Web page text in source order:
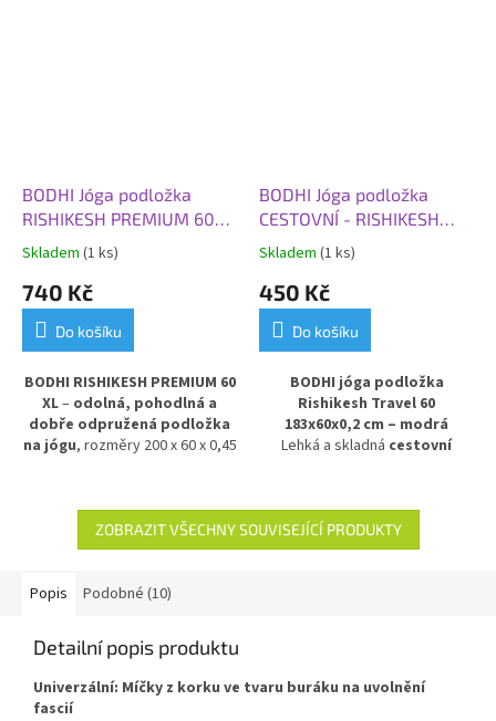
BODHI Jóga podložka
RISHIKESH PREMIUM 60
XL, 200x60x0,45 cm,
Skladem (1 ks)
740 Kč
Do košíku
BODHI RISHIKESH PREMIUM 60
XL– odolná, pohodlná a
dobře odpružená podložka
na jógu, rozměry 200 x 60 x 0,45
od chladné podlahya stabilní
oporu při cvičení. Vyrobena z
PVC pro dlouhou životnost a
BODHI Jóga podložka
CESTOVNÍ - RISHIKESH
TRAVEL 60, 183x60x0,2
cm, modrá
Skladem (1 ks)
450 Kč
Do košíku
BODHI jóga podložka
Rishikesh Travel 60
183x60x0,2 cm – modrá
Lehká a skladná cestovní
Travel 60je nejtenčí verzí řady
Rishikesh Premium – s tloušťkou
pouze2 mmsi zachovává
pravidelnou jógovou praxi mimo
domov.
ZOBRAZIT VŠECHNY SOUVISEJÍCÍ PRODUKTY
Popis Podobné (10)
Detailní popis produktu
Univerzální: Míčky z korku ve tvaru buráku na uvolnění
fascií